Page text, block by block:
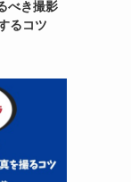
べき撮影
るコツ